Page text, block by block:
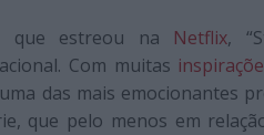
que estreou na Netflix,
Com muitas
das mais emocionantes
que pelo menos em